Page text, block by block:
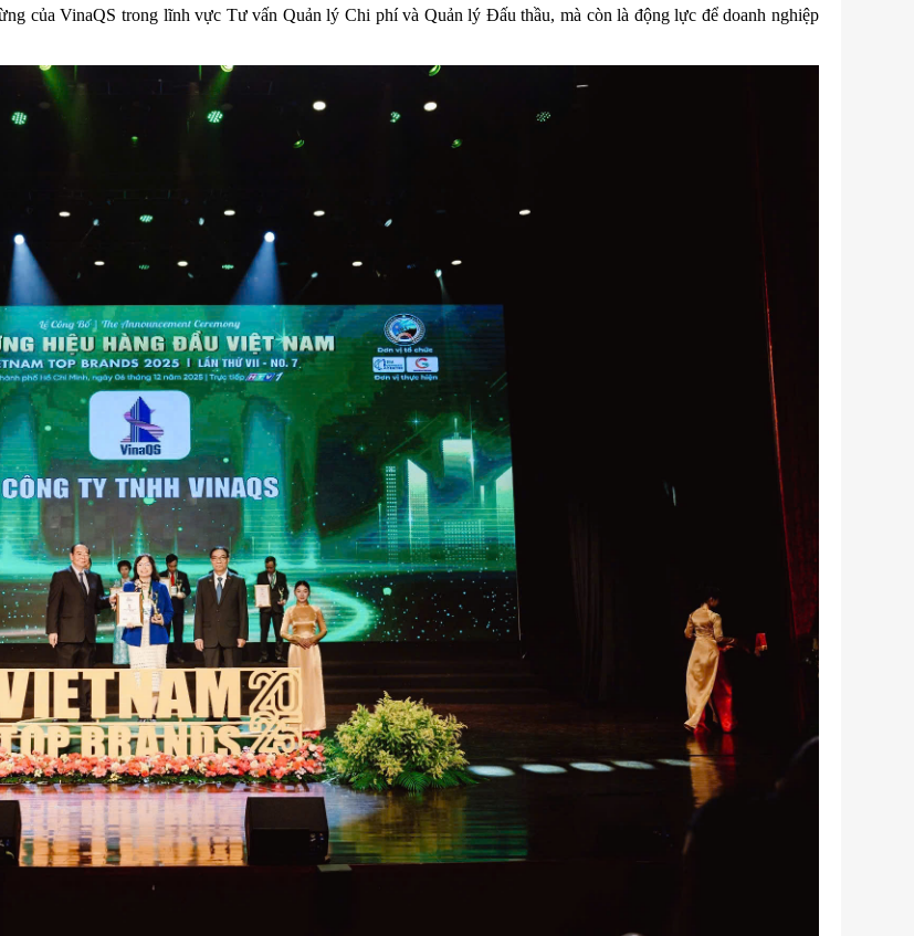
của VinaQS trong lĩnh vực Tư vấn Quản lý Chi phí và Quản lý Đấu thầu, mà còn là động lực để doanh nghiệp